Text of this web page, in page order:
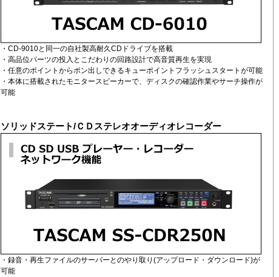
・CD-9010と同一の自社製高耐久CDドライブを搭載
・高品位パーツの投入とこだわりの回路設計で高音質再生を実現
・任意のポイントからポン出しできるキューポイントフラッシュスタートが可能
・本体に搭載されたモニタースピーカーで、ディスクの確認作業やサーチ操作が
可能
ソリッドステート/ＣＤステレオオーディオレコーダー
・録音・再生ファイルのサーバーとのやり取り(アップロード・ダウンロード)が
可能